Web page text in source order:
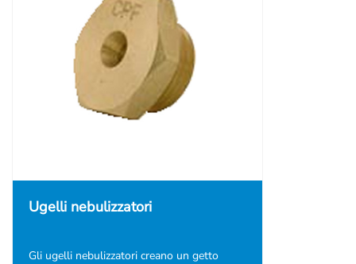
Ugelli nebulizzatori
Gli ugelli nebulizzatori creano un getto